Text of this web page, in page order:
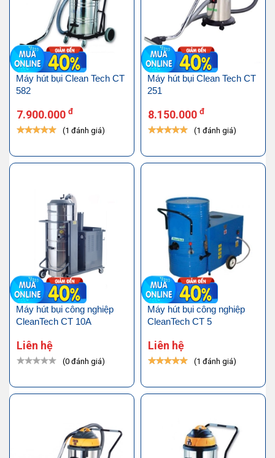
Máy hút bụi Clean Tech CT
582
7.900.000 đ
(1 đánh giá)
Máy hút bụi Clean Tech CT
251
8.150.000 đ
(1 đánh giá)
Máy hút bụi công nghiệp
CleanTech CT 10A
Liên hệ
(0 đánh giá)
Máy hút bụi công nghiệp
CleanTech CT 5
Liên hệ
(1 đánh giá)